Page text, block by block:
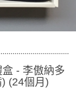
- 李傲納多
(24個月)